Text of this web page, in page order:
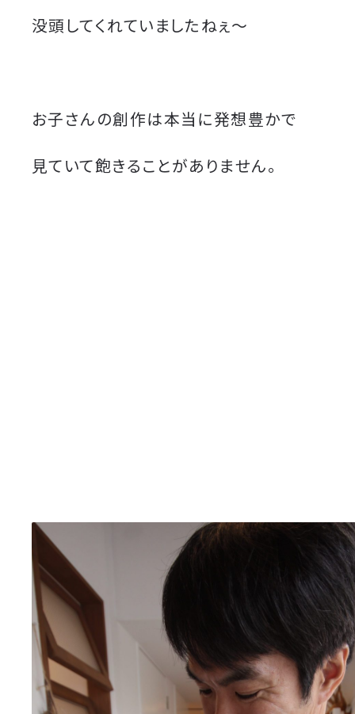
没頭してくれていましたねぇ〜
お子さんの創作は本当に発想豊かで
見ていて飽きることがありません。